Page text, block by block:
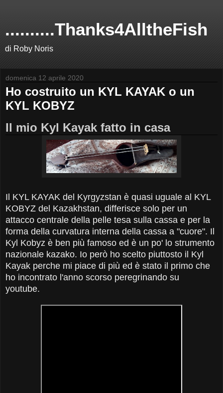
..........Thanks4AlltheFish
di Roby Noris
domenica 12 aprile 2020
Ho costruito un KYL KAYAK o un
KYL KOBYZ
Il mio Kyl Kayak fatto in casa
Il KYL KAYAK del Kyrgyzstan è quasi uguale al KYL
KOBYZ del Kazakhstan, differisce solo per un
attacco centrale della pelle tesa sulla cassa e per la
forma della curvatura interna della cassa a "cuore". Il
Kyl Kobyz è ben più famoso ed è un po' lo strumento
nazionale kazako. Io però ho scelto piuttosto il Kyl
Kayak perche mi piace di più ed è stato il primo che
ho incontrato l'anno scorso peregrinando su
youtube.